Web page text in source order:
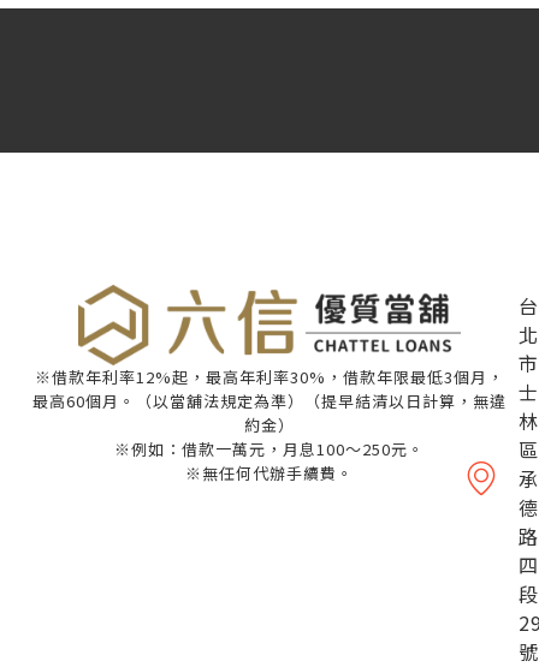
※借款年利率12%起，最高年利率30%，借款年限最低3個月，
最高60個月。（以當舖法規定為準）（提早結清以日計算，無違
約金）
※例如：借款一萬元，月息100～250元。
※無任何代辦手續費。
台
北
市
士
林
區
承
德
路
四
段
號